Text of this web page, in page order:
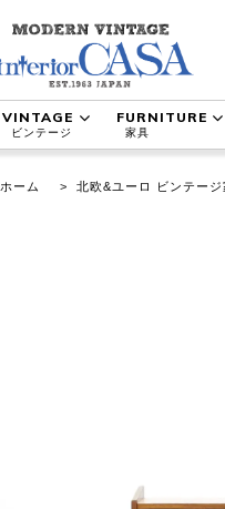
VINTAGE
ビンテージ
FURNITURE
家具
ホーム > 北欧&ユーロ ビンテー